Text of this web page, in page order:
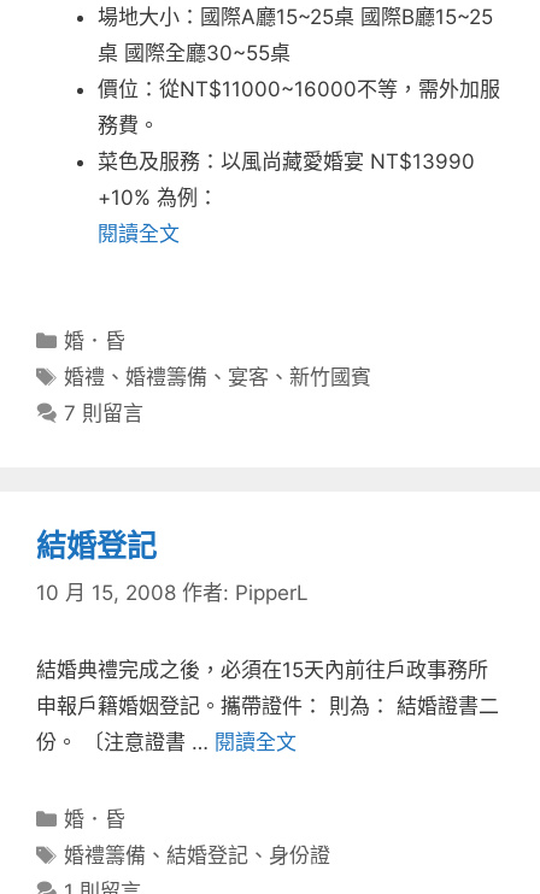
場地大小：國際A廳15~25桌 國際B廳15~25
桌 國際全廳30~55桌
價位：從NT$11000~16000不等，需外加服
務費。
菜色及服務：以風尚藏愛婚宴 NT$13990
+10% 為例：
閱讀全文
分
類
婚．昏
標
籤
婚禮 、婚禮籌備 、 宴客 、新竹國賓
7 則留言
結婚登記
10 月 15, 2008 作者: PipperL
結婚典禮完成之後，必須在15天內前往戶政事務所
申報戶籍婚姻登記。攜帶證件： 則為： 結婚證書二
份。 〔注意證書 … 閱讀全文
分
類
婚．昏
標
籤
婚禮籌備 、結婚登記 、 身份證